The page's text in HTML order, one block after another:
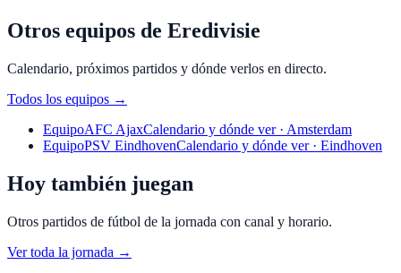
Otros equipos de Eredivisie
Calendario, próximos partidos y dónde verlos en directo.
Todos los equipos →
EquipoAFC AjaxCalendario y dónde ver · Amsterdam
EquipoPSV EindhovenCalendario y dónde ver · Eindhoven
Hoy también juegan
Otros partidos de fútbol de la jornada con canal y horario.
Ver toda la jornada →